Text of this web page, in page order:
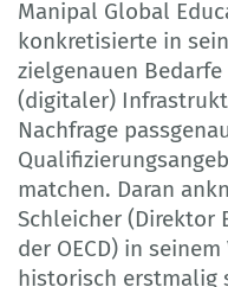
Manipal Global
konkretisierte in
zielgenauen
(digitaler)
Nachfrage
matchen. Daran
Schleicher (Direktor
der OECD) in
historisch erstmalig